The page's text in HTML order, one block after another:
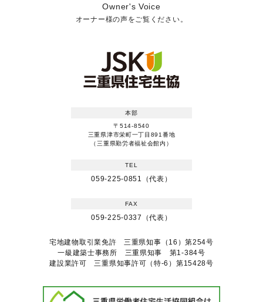
Owner's Voice
オーナー様の声をご覧ください。
本部
〒514-8540
三重県津市栄町一丁目891番地
（三重県勤労者福祉会館内）
TEL
059-225-0851（代表）
FAX
059-225-0337（代表）
宅地建物取引業免許 三重県知事（16）第254号
一級建築士事務所 三重県知事 第1-384号
建設業許可 三重県知事許可（特-6）第15428号